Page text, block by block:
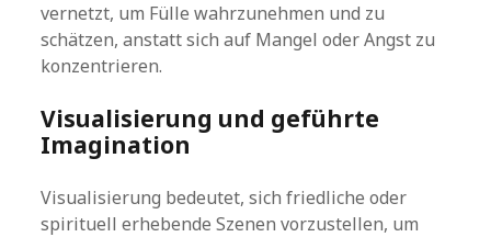
vernetzt, um Fülle wahrzunehmen und zu
schätzen, anstatt sich auf Mangel oder Angst zu
konzentrieren.
Visualisierung und geführte
Imagination
Visualisierung bedeutet, sich friedliche oder
spirituell erhebende Szenen vorzustellen, um